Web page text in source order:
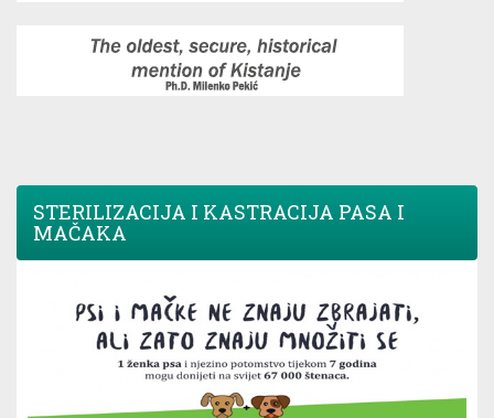
STERILIZACIJA I KASTRACIJA PASA I
MAČAKA